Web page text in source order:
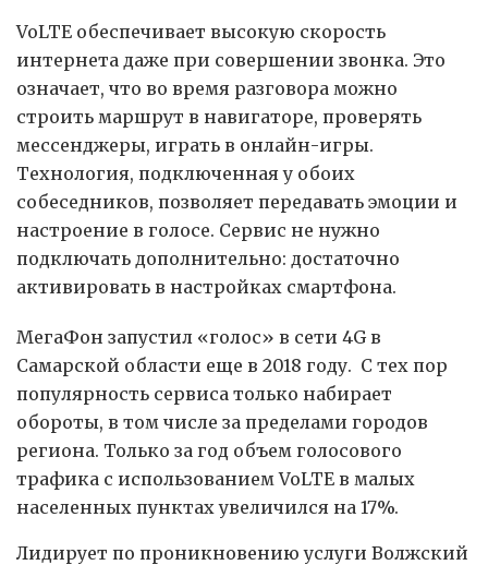
VoLTE обеспечивает высокую скорость
интернета даже при совершении звонка. Это
означает, что во время разговора можно
строить маршрут в навигаторе, проверять
мессенджеры, играть в онлайн-игры.
Технология, подключенная у обоих
собеседников, позволяет передавать эмоции и
настроение в голосе. Сервис не нужно
подключать дополнительно: достаточно
активировать в настройках смартфона.
МегаФон запустил «голос» в сети 4G в
Самарской области еще в 2018 году. С тех пор
популярность сервиса только набирает
обороты, в том числе за пределами городов
региона. Только за год объем голосового
трафика с использованием VoLTE в малых
населенных пунктах увеличился на 17%.
Лидирует по проникновению услуги Волжский